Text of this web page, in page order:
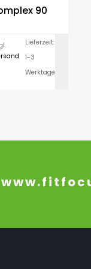
90
Lieferzeit:
1-3
Werktage